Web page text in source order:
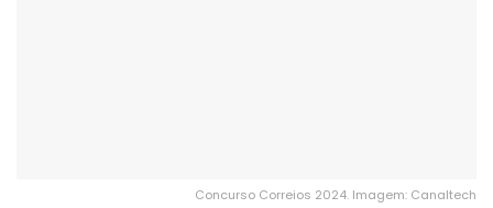
Concurso Correios 2024. Imagem: Canaltech